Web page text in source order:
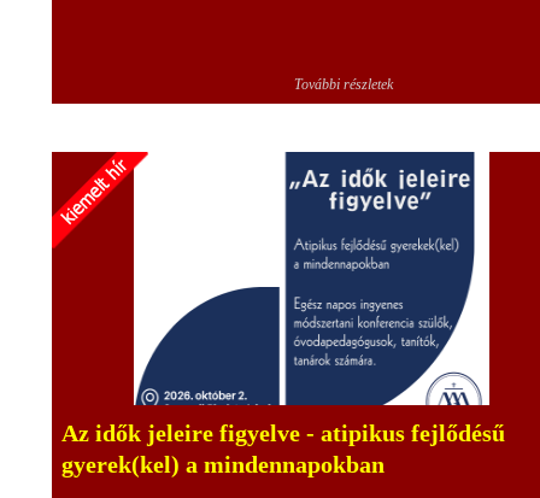
További részletek
Az idők jeleire figyelve - atipikus fejlődésű
gyerek(kel) a mindennapokban